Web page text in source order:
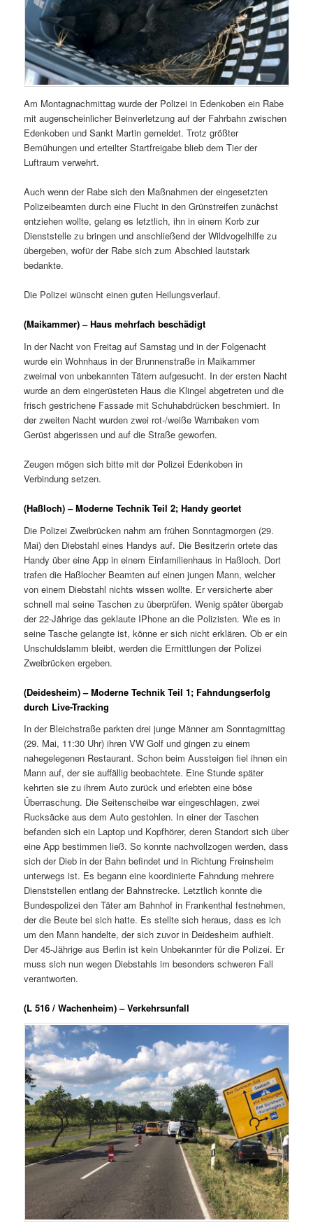
Am Montagnachmittag wurde der Polizei in Edenkoben ein Rabe
mit augenscheinlicher Beinverletzung auf der Fahrbahn zwischen
Edenkoben und Sankt Martin gemeldet. Trotz größter
Bemühungen und erteilter Startfreigabe blieb dem Tier der
Luftraum verwehrt.
Auch wenn der Rabe sich den Maßnahmen der eingesetzten
Polizeibeamten durch eine Flucht in den Grünstreifen zunächst
entziehen wollte, gelang es letztlich, ihn in einem Korb zur
Dienststelle zu bringen und anschließend der Wildvogelhilfe zu
übergeben, wofür der Rabe sich zum Abschied lautstark
bedankte.
Die Polizei wünscht einen guten Heilungsverlauf.
(Maikammer) – Haus mehrfach beschädigt
In der Nacht von Freitag auf Samstag und in der Folgenacht
wurde ein Wohnhaus in der Brunnenstraße in Maikammer
zweimal von unbekannten Tätern aufgesucht. In der ersten Nacht
wurde an dem eingerüsteten Haus die Klingel abgetreten und die
frisch gestrichene Fassade mit Schuhabdrücken beschmiert. In
der zweiten Nacht wurden zwei rot-/weiße Warnbaken vom
Gerüst abgerissen und auf die Straße geworfen.
Zeugen mögen sich bitte mit der Polizei Edenkoben in
Verbindung setzen.
(Haßloch) – Moderne Technik Teil 2; Handy geortet
Die Polizei Zweibrücken nahm am frühen Sonntagmorgen (29.
Mai) den Diebstahl eines Handys auf. Die Besitzerin ortete das
Handy über eine App in einem Einfamilienhaus in Haßloch. Dort
trafen die Haßlocher Beamten auf einen jungen Mann, welcher
von einem Diebstahl nichts wissen wollte. Er versicherte aber
schnell mal seine Taschen zu überprüfen. Wenig später übergab
der 22-Jährige das geklaute IPhone an die Polizisten. Wie es in
seine Tasche gelangte ist, könne er sich nicht erklären. Ob er ein
Unschuldslamm bleibt, werden die Ermittlungen der Polizei
Zweibrücken ergeben.
(Deidesheim) – Moderne Technik Teil 1; Fahndungserfolg
durch Live-Tracking
In der Bleichstraße parkten drei junge Männer am Sonntagmittag
(29. Mai, 11:30 Uhr) ihren VW Golf und gingen zu einem
nahegelegenen Restaurant. Schon beim Aussteigen fiel ihnen ein
Mann auf, der sie auffällig beobachtete. Eine Stunde später
kehrten sie zu ihrem Auto zurück und erlebten eine böse
Überraschung. Die Seitenscheibe war eingeschlagen, zwei
Rucksäcke aus dem Auto gestohlen. In einer der Taschen
befanden sich ein Laptop und Kopfhörer, deren Standort sich über
eine App bestimmen ließ. So konnte nachvollzogen werden, dass
sich der Dieb in der Bahn befindet und in Richtung Freinsheim
unterwegs ist. Es begann eine koordinierte Fahndung mehrere
Dienststellen entlang der Bahnstrecke. Letztlich konnte die
Bundespolizei den Täter am Bahnhof in Frankenthal festnehmen,
der die Beute bei sich hatte. Es stellte sich heraus, dass es ich
um den Mann handelte, der sich zuvor in Deidesheim aufhielt.
Der 45-Jährige aus Berlin ist kein Unbekannter für die Polizei. Er
muss sich nun wegen Diebstahls im besonders schweren Fall
verantworten.
(L 516 / Wachenheim) – Verkehrsunfall